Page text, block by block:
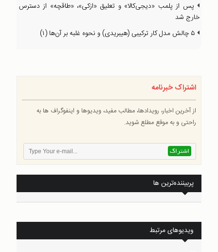
پس از پلمب «دیجی‌کالا» و تعلیق «ازکی»، «طاقچه» از دسترس
خارج شد
۵ چالش مدل کار ترکیبی (هیبریدی) و نحوه غلبه بر آن‌ها (۱)
اشتراک خبرنامه
از آخرین اخبار، رویدادها، مطالب مفید، ویدیوها و اینفوگراف ها به
راحتی و به موقع مطلع شوید.
پربیننده‌ترین ها
ویدیوهای مرتبط